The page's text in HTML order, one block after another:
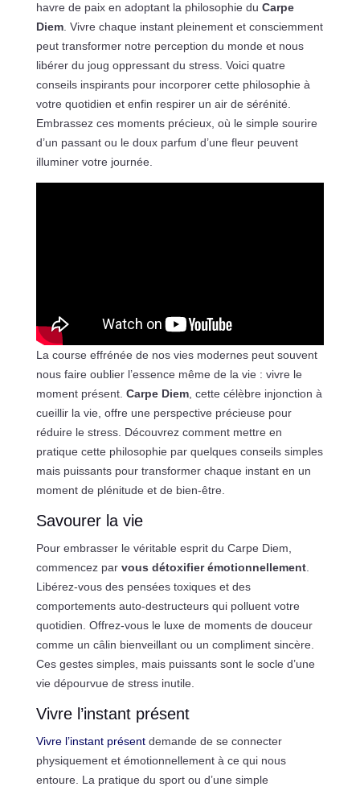
havre de paix en adoptant la philosophie du Carpe
Diem. Vivre chaque instant pleinement et consciemment
peut transformer notre perception du monde et nous
libérer du joug oppressant du stress. Voici quatre
conseils inspirants pour incorporer cette philosophie à
votre quotidien et enfin respirer un air de sérénité.
Embrassez ces moments précieux, où le simple sourire
d’un passant ou le doux parfum d’une fleur peuvent
illuminer votre journée.
La course effrénée de nos vies modernes peut souvent
nous faire oublier l’essence même de la vie : vivre le
moment présent. Carpe Diem, cette célèbre injonction à
cueillir la vie, offre une perspective précieuse pour
réduire le stress. Découvrez comment mettre en
pratique cette philosophie par quelques conseils simples
mais puissants pour transformer chaque instant en un
moment de plénitude et de bien-être.
Savourer la vie
Pour embrasser le véritable esprit du Carpe Diem,
commencez par vous détoxifier émotionnellement.
Libérez-vous des pensées toxiques et des
comportements auto-destructeurs qui polluent votre
quotidien. Offrez-vous le luxe de moments de douceur
comme un câlin bienveillant ou un compliment sincère.
Ces gestes simples, mais puissants sont le socle d’une
vie dépourvue de stress inutile.
Vivre l’instant présent
Vivre l’instant présentdemande de se connecter
physiquement et émotionnellement à ce qui nous
entoure. La pratique du sport ou d’une simple